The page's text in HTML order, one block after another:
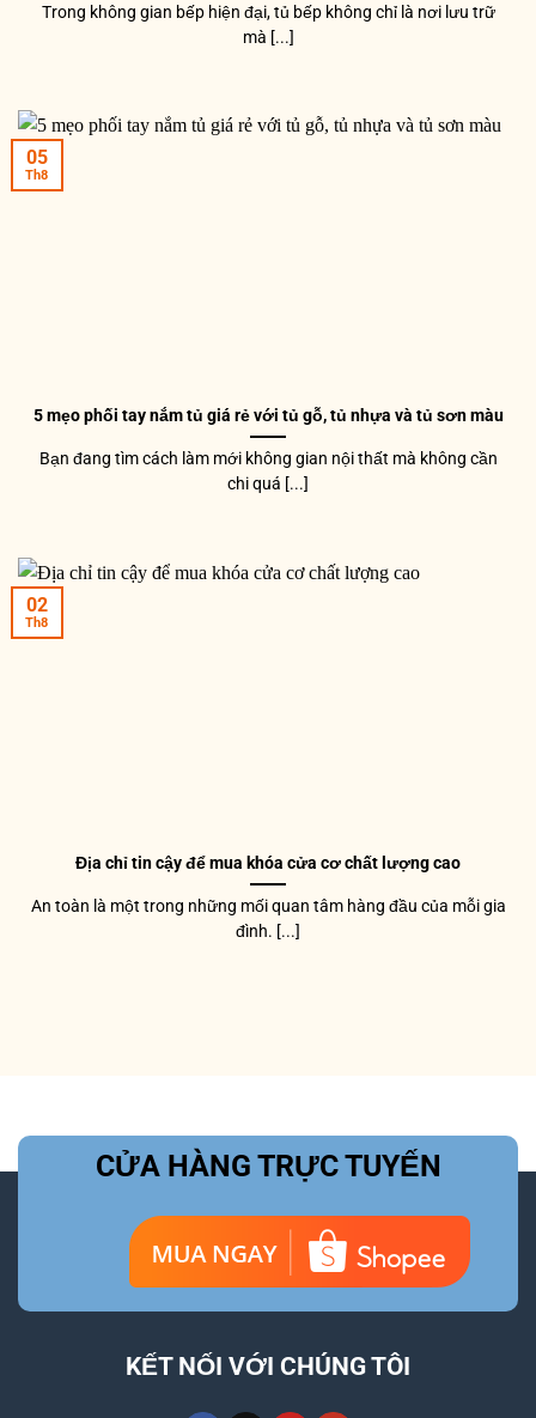
Trong không gian bếp hiện đại, tủ bếp không chỉ là nơi lưu trữ
mà [...]
5 mẹo phối tay nắm tủ giá rẻ với tủ gỗ, tủ nhựa và tủ sơn màu
Bạn đang tìm cách làm mới không gian nội thất mà không cần
chi quá [...]
05
Th8
Địa chỉ tin cậy để mua khóa cửa cơ chất lượng cao
An toàn là một trong những mối quan tâm hàng đầu của mỗi gia
đình. [...]
02
Th8
CỬA HÀNG TRỰC TUYẾN
KẾT NỐI VỚI CHÚNG TÔI